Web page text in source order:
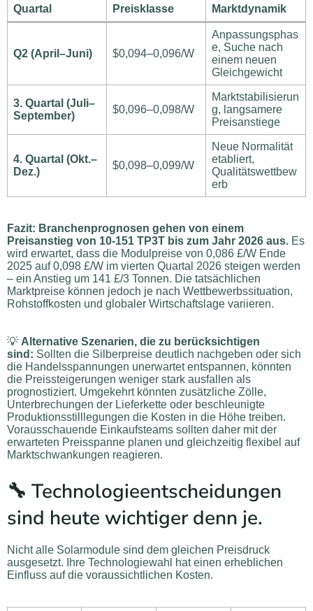
Quartal Preisklasse Marktdynamik
Q2 (April–Juni) $0,094–0,096/W
Anpassungsphas
e, Suche nach
einem neuen
Gleichgewicht
3. Quartal (Juli–
September)
$0,096–0,098/W
Marktstabilisierun
g, langsamere
Preisanstiege
4. Quartal (Okt.–
Dez.)
$0,098–0,099/W
Neue Normalität
etabliert,
Qualitätswettbew
erb
Fazit: Branchenprognosen gehen von einem
Preisanstieg von 10-151 TP3T bis zum Jahr 2026 aus. Es
wird erwartet, dass die Modulpreise von 0,086 £/W Ende
2025 auf 0,098 £/W im vierten Quartal 2026 steigen werden
– ein Anstieg um 141 £/3 Tonnen. Die tatsächlichen
Marktpreise können jedoch je nach Wettbewerbssituation,
Rohstoffkosten und globaler Wirtschaftslage variieren.
💡 Alternative Szenarien, die zu berücksichtigen
sind: Sollten die Silberpreise deutlich nachgeben oder sich
die Handelsspannungen unerwartet entspannen, könnten
die Preissteigerungen weniger stark ausfallen als
prognostiziert. Umgekehrt könnten zusätzliche Zölle,
Unterbrechungen der Lieferkette oder beschleunigte
Produktionsstilllegungen die Kosten in die Höhe treiben.
Vorausschauende Einkaufsteams sollten daher mit der
erwarteten Preisspanne planen und gleichzeitig flexibel auf
Marktschwankungen reagieren.
🔧 Technologieentscheidungen
sind heute wichtiger denn je.
Nicht alle Solarmodule sind dem gleichen Preisdruck
ausgesetzt. Ihre Technologiewahl hat einen erheblichen
Einfluss auf die voraussichtlichen Kosten.